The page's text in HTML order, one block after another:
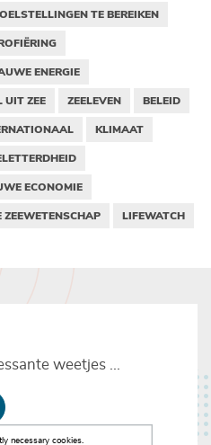
TE BEREIKEN
ENERGIE
UIT ZEE ZEELEVEN
BELEID
KLIMAAT
ECONOMIE
ZEEWETENSCHAP LIFEWATCH
weetjes ...
necessary cookies.